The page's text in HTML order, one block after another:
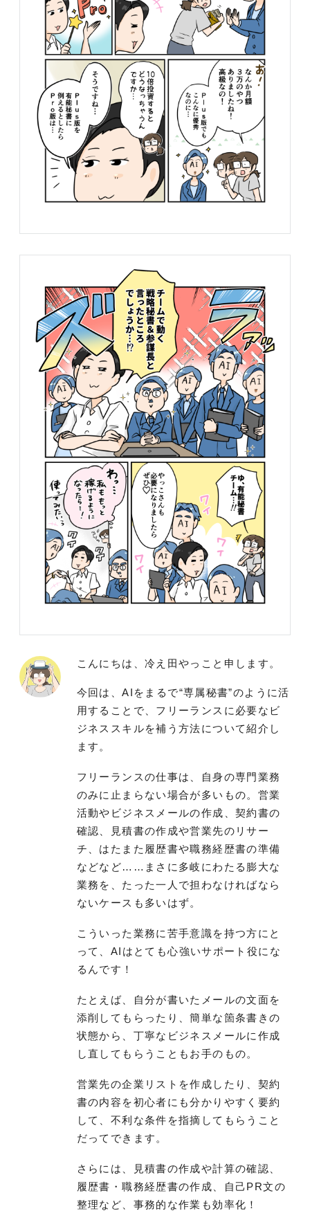
こんにちは、冷え田やっこと申します。
今回は、AIをまるで“専属秘書”のように活
用することで、フリーランスに必要なビ
ジネススキルを補う方法について紹介し
ます。
フリーランスの仕事は、自身の専門業務
のみに止まらない場合が多いもの。営業
活動やビジネスメールの作成、契約書の
確認、見積書の作成や営業先のリサー
チ、はたまた履歴書や職務経歴書の準備
などなど……まさに多岐にわたる膨大な
業務を、たった一人で担わなければなら
ないケースも多いはず。
こういった業務に苦手意識を持つ方にと
って、AIはとても心強いサポート役にな
るんです！
たとえば、自分が書いたメールの文面を
添削してもらったり、簡単な箇条書きの
状態から、丁寧なビジネスメールに作成
し直してもらうこともお手のもの。
営業先の企業リストを作成したり、契約
書の内容を初心者にも分かりやすく要約
して、不利な条件を指摘してもらうこと
だってできます。
さらには、見積書の作成や計算の確認、
履歴書・職務経歴書の作成、自己PR文の
整理など、事務的な作業も効率化！